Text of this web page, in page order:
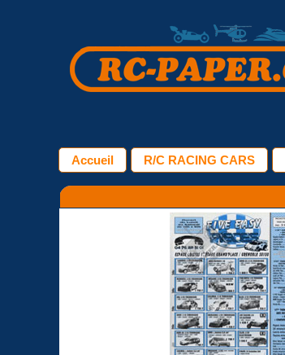
Accueil R/C RACING CARS